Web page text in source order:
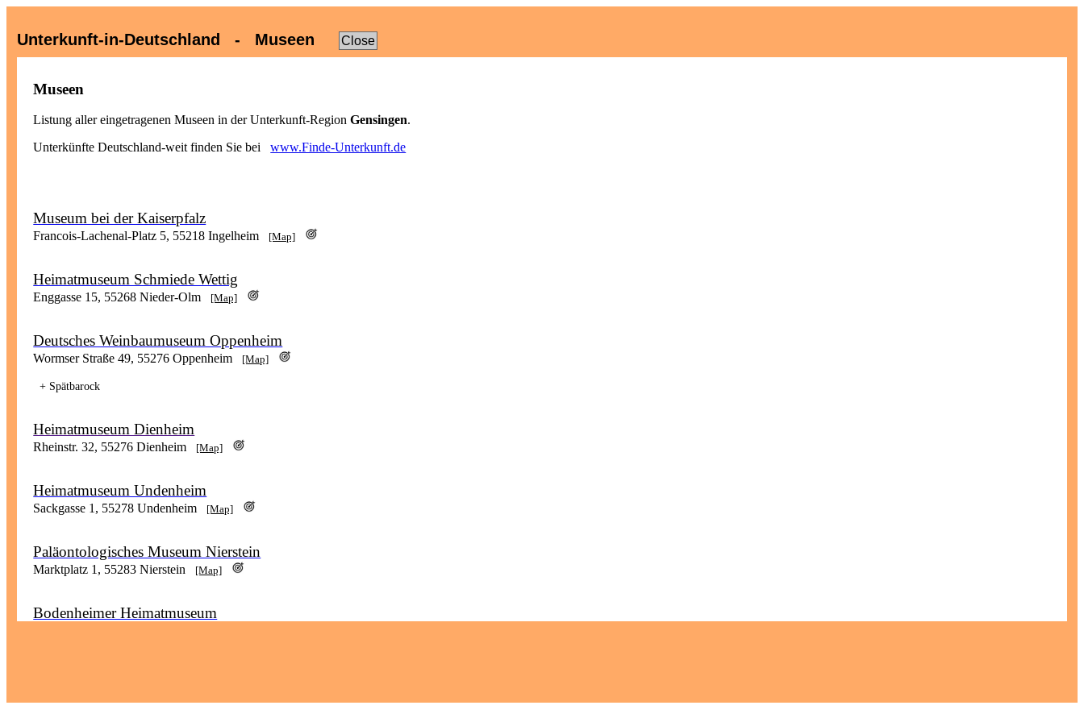
Unterkunft-in-Deutschland - Museen Close
Museen
Listung aller eingetragenen Museen in der Unterkunft-RegionGensingen.
Unterkünfte Deutschland-weit finden Sie beiwww.Finde-Unterkunft.de
Museum bei der Kaiserpfalz
Francois-Lachenal-Platz 5, 55218 Ingelheim [Map]
Heimatmuseum Schmiede Wettig
Enggasse 15, 55268 Nieder-Olm [Map]
Deutsches Weinbaumuseum Oppenheim
Wormser Straße 49, 55276 Oppenheim [Map]
+ Spätbarock
Heimatmuseum Dienheim
Rheinstr. 32, 55276 Dienheim [Map]
Heimatmuseum Undenheim
Sackgasse 1, 55278 Undenheim [Map]
Paläontologisches Museum Nierstein
Marktplatz 1, 55283 Nierstein [Map]
Bodenheimer Heimatmuseum